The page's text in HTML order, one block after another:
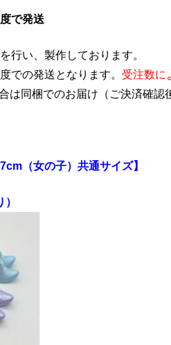
で発送
行い、製作しております。
での発送となります。 受注数に
同梱でのお届け（ご決済確認
（女の子）共通サイズ】